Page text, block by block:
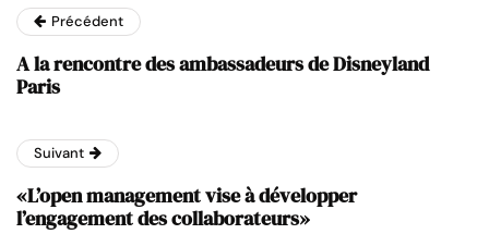
Précédent
A la rencontre des ambassadeurs de Disneyland
Paris
Suivant
«L’open management vise à développer
l’engagement des collaborateurs»